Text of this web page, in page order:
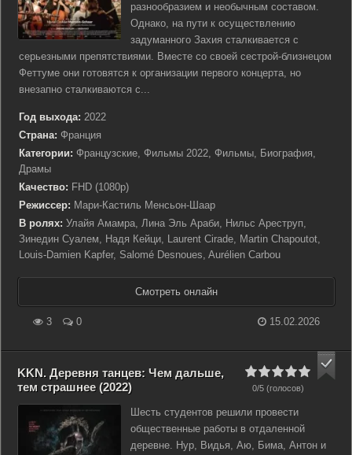
разнообразием и необычным составом.
Однако, на пути к осуществлению
задуманного Захия сталкивается с
серьезными препятствиями. Вместе со своей сестрой-близнецом
Феттуме они готовятся к организации первого концерта, но
внезапно сталкиваются с...
Год выхода: 2022
Страна: Франция
Категории: Французские, Фильмы 2022, Фильмы, Биография,
Драмы
Качество: FHD (1080p)
Режиссер: Мари-Кастиль Менсьон-Шаар
В ролях: Улайя Амамра, Лина Эль Араби, Нильс Ареструп,
Зинедин Суалем, Надя Кейци, Laurent Cirade, Martin Chapoutot,
Louis-Damien Kapfer, Salomé Desnoues, Aurélien Carbou
Смотреть онлайн
3 0 15.02.2026
KKN. Деревня танцев: Чем дальше,
тем страшнее (2022)
0/5 (голосов)
Шесть студентов решили провести
общественные работы в отдаленной
деревне. Нур, Видья, Аю, Бима, Антон и